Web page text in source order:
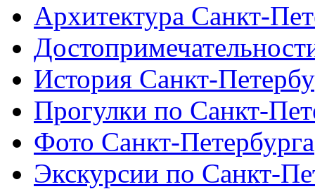
Архитектура Санкт-
История Санкт-
Прогулки по Санкт-
Фото Санкт-Петербурга
Экскурсии по Санкт-